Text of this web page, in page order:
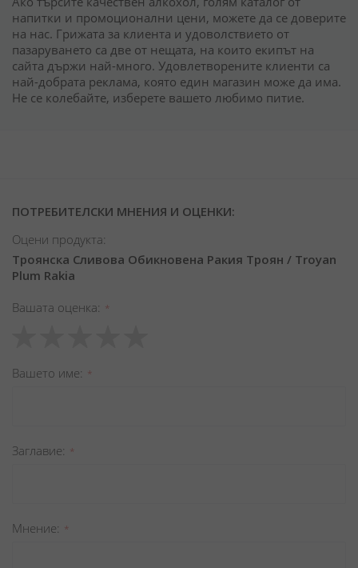
напитки и промоционални цени, можете да се доверите
на нас. Грижата за клиента и удоволствието от
пазаруването са две от нещата, на които екипът на
сайта държи най-много. Удовлетворените клиенти са
най-добрата реклама, която един магазин може да има.
Не се колебайте, изберете вашето любимо питие.
ПОТРЕБИТЕЛСКИ МНЕНИЯ И ОЦЕНКИ:
Оцени продукта:
Троянска Сливова Обикновена Ракия Троян / Troyan
Plum Rakia
Вашата оценка
star
stars
stars
stars
stars
Вашето име
Заглавиe
Мнение